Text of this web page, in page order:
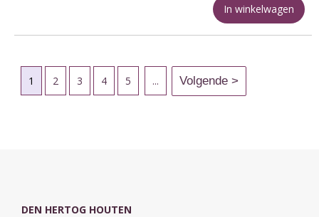
In winkelwagen
1 2 3 4 5 ...
DEN HERTOG HOUTEN